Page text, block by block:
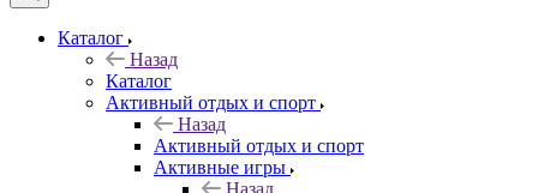
Каталог
Назад
Каталог
Активный отдых и спорт
Назад
Активный отдых и спорт
Активные игры
Назад